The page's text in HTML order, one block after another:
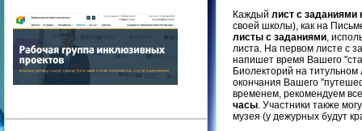
Каждый лист с заданиями
своей школы), как на
листы с заданиями,
листа. На первом листе с
напишет время Вашего
Биолекторий на
окончания Вашего
временем, рекомендуем
часы. Участники также
музея (у дежурных будут